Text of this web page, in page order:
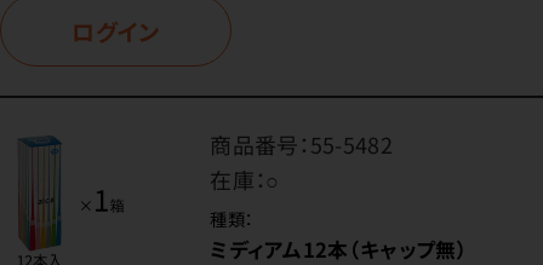
ログイン
商品番号：55-5482
在庫：○
種類：
ミディアム12本（キャップ無）